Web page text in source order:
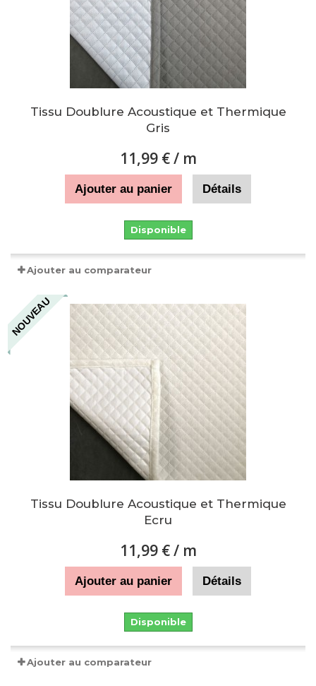
Tissu Doublure Acoustique et Thermique
Gris
11,99 €/ m
Ajouter au panier Détails
Disponible
Ajouter au comparateur
NOUVEAU
Tissu Doublure Acoustique et Thermique
Ecru
11,99 €/ m
Ajouter au panier Détails
Disponible
Ajouter au comparateur